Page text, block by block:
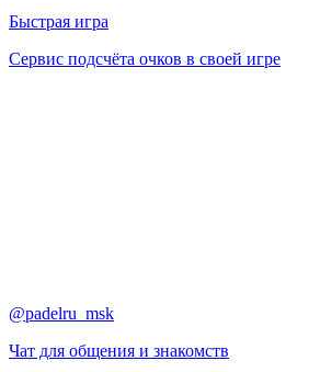
Быстрая игра
Сервис подсчёта очков в своей игре
@padelru_msk
Чат для общения и знакомств